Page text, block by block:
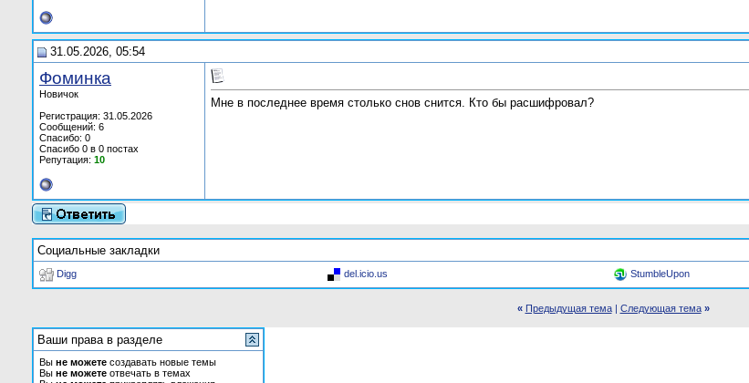
31.05.2026, 05:54
Фоминка
Новичок
Регистрация: 31.05.2026
Сообщений: 6
Спасибо: 0
Спасибо 0 в 0 постах
Репутация: 10
Мне в последнее время столько снов снится. Кто бы расшифровал?
Социальные закладки
Digg del.icio.us StumbleUpon
« Предыдущая тема| Следующая тема »
Ваши права в разделе
Вы не можете создавать новые темы
Вы не можете отвечать в темах